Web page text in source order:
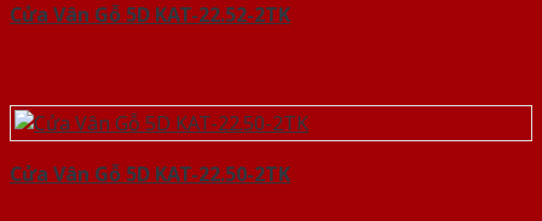
Cửa Vân Gỗ 5D KAT-22.52-2TK
Cửa Vân Gỗ 5D KAT-22.50-2TK